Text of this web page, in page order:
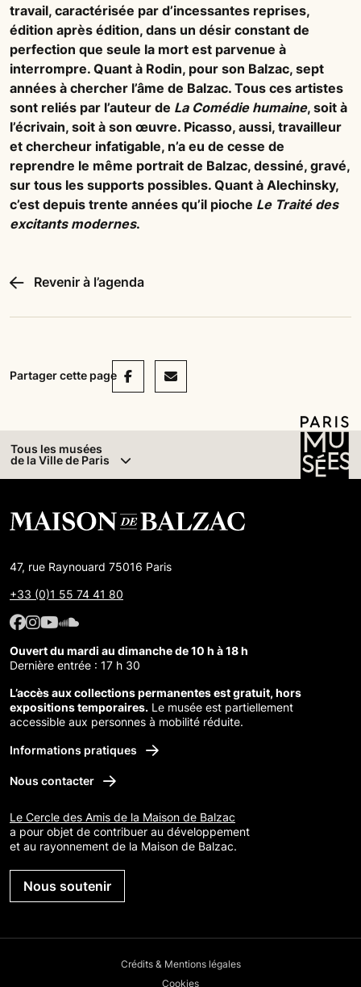
travail, caractérisée par d’incessantes reprises,
édition après édition, dans un désir constant de
perfection que seule la mort est parvenue à
interrompre. Quant à Rodin, pour son Balzac, sept
années à chercher l’âme de Balzac. Tous ces artistes
sont reliés par l’auteur de La Comédie humaine, soit à
l’écrivain, soit à son œuvre. Picasso, aussi, travailleur
et chercheur infatigable, n’a eu de cesse de
reprendre le même portrait de Balzac, dessiné, gravé,
sur tous les supports possibles. Quant à Alechinsky,
c’est depuis trente années qu’il pioche Le Traité des
excitants modernes.
Revenir à l’agenda
Partager cette pageFacebook
Mail
Tous les musées
de la Ville de Paris
47, rue Raynouard 75016 Paris
+33 (0)1 55 74 41 80
Facebook : Maison de Balzac
Facebook : Maison de Balzac
Youtube : Maison de Balzac
SoundCloud : Maison de Balzac
Ouvert du mardi au dimanche de 10 h à 18 h
Dernière entrée : 17 h 30
L’accès aux collections permanentes est gratuit, hors
expositions temporaires. Le musée est partiellement
accessible aux personnes à mobilité réduite.
Informations pratiques
Nous contacter
Le Cercle des Amis de la Maison de Balzac
a pour objet de contribuer au développement
et au rayonnement de la Maison de Balzac.
Nous soutenir
Crédits & Mentions légales
Cookies